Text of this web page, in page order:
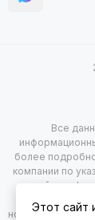
Все
более
компании по
сайте
носит
Этот сайт